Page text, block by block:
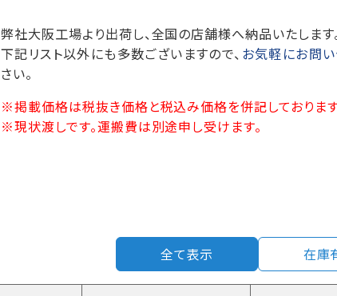
弊社大阪工場より出荷し、全国の店舗様へ納品いたします
下記リスト以外にも多数ございますので、 お気軽にお問
さい。
掲載価格は税抜き価格と税込み価格を併記しております
現状渡しです。運搬費は別途申し受けます。
全て表示 在庫